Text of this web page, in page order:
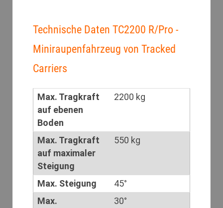
Technische Daten TC2200 R/Pro -
Miniraupenfahrzeug von Tracked
Carriers
Max. Tragkraft
auf ebenen
Boden
2200 kg
Max. Tragkraft
auf maximaler
Steigung
550 kg
Max. Steigung
45°
Max.
30°